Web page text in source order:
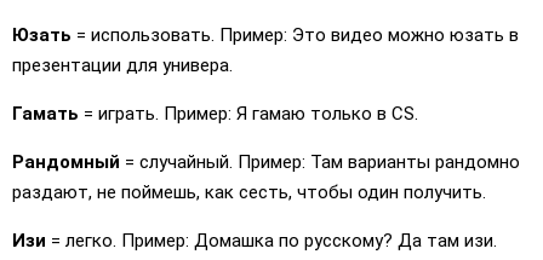
Юзать = использовать. Пример: Это видео можно юзать в
презентации для универа.
Гамать = играть. Пример: Я гамаю только в CS.
Рандомный = случайный. Пример: Там варианты рандомно
раздают, не поймешь, как сесть, чтобы один получить.
Изи = легко. Пример: Домашка по русскому? Да там изи.